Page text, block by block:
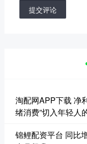
提交评论
淘配网APP下载 净
绪消费”切入年轻人
锦鲤配资平台 同比